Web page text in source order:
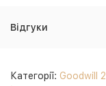
Відгуки
Категорії: Goodwill